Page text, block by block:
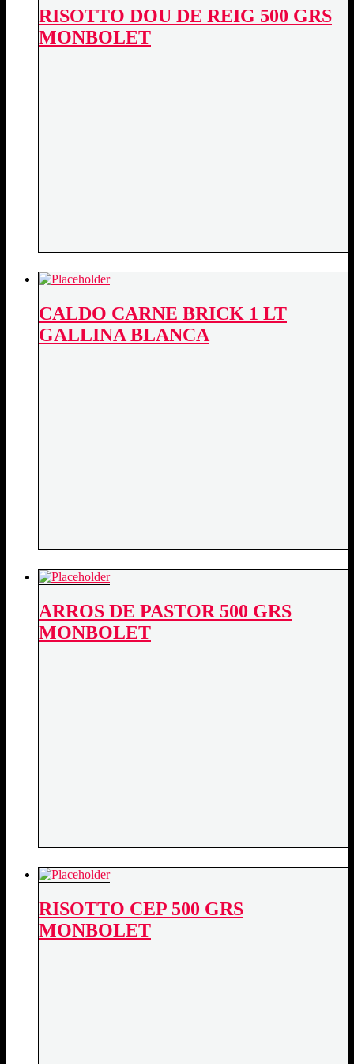
RISOTTO DOU DE REIG 500 GRS
MONBOLET
CALDO CARNE BRICK 1 LT
GALLINA BLANCA
ARROS DE PASTOR 500 GRS
MONBOLET
RISOTTO CEP 500 GRS
MONBOLET